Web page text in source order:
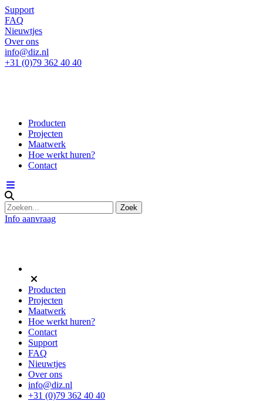
Support
FAQ
Nieuwtjes
Over ons
info@diz.nl
+31 (0)79 362 40 40
Producten
Projecten
Maatwerk
Hoe werkt huren?
Contact
Info aanvraag
Producten
Projecten
Maatwerk
Hoe werkt huren?
Contact
Support
FAQ
Nieuwtjes
Over ons
info@diz.nl
+31 (0)79 362 40 40